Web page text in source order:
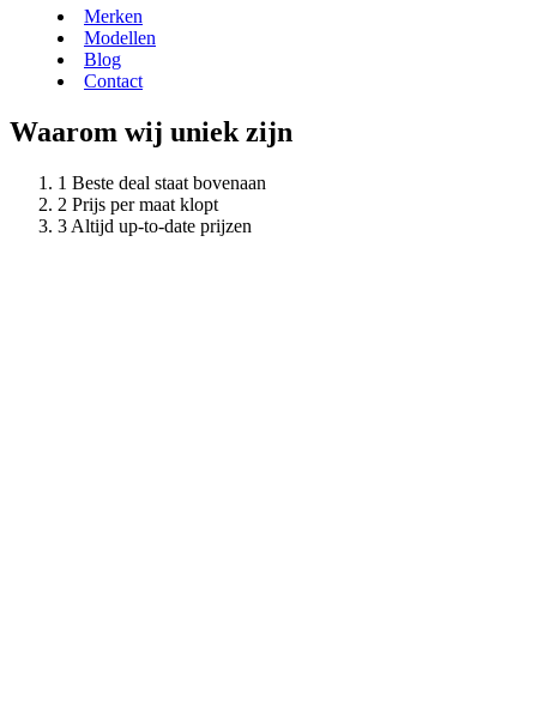
Merken
Modellen
Blog
Contact
Waarom wij uniek zijn
Beste deal staat bovenaan
Prijs per maat klopt
Altijd up-to-date prijzen